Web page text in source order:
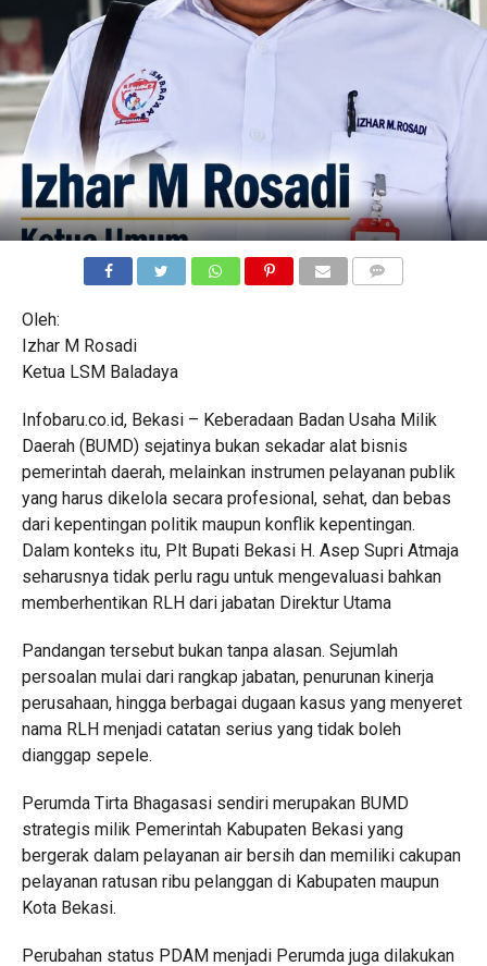
Oleh:
Izhar M Rosadi
Ketua LSM Baladaya
Infobaru.co.id, Bekasi – Keberadaan Badan Usaha Milik
Daerah (BUMD) sejatinya bukan sekadar alat bisnis
pemerintah daerah, melainkan instrumen pelayanan publik
yang harus dikelola secara profesional, sehat, dan bebas
dari kepentingan politik maupun konflik kepentingan.
Dalam konteks itu, Plt Bupati Bekasi H. Asep Supri Atmaja
seharusnya tidak perlu ragu untuk mengevaluasi bahkan
memberhentikan RLH dari jabatan Direktur Utama
Pandangan tersebut bukan tanpa alasan. Sejumlah
persoalan mulai dari rangkap jabatan, penurunan kinerja
perusahaan, hingga berbagai dugaan kasus yang menyeret
nama RLH menjadi catatan serius yang tidak boleh
dianggap sepele.
Perumda Tirta Bhagasasi sendiri merupakan BUMD
strategis milik Pemerintah Kabupaten Bekasi yang
bergerak dalam pelayanan air bersih dan memiliki cakupan
pelayanan ratusan ribu pelanggan di Kabupaten maupun
Kota Bekasi.
Perubahan status PDAM menjadi Perumda juga dilakukan